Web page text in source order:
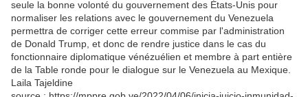
seule la bonne volonté du gouvernement des États-Unis pour
normaliser les relations avec le gouvernement du Venezuela
permettra de corriger cette erreur commise par l'administration
de Donald Trump, et donc de rendre justice dans le cas du
fonctionnaire diplomatique vénézuélien et membre à part entière
de la Table ronde pour le dialogue sur le Venezuela au Mexique.
Laila Tajeldine